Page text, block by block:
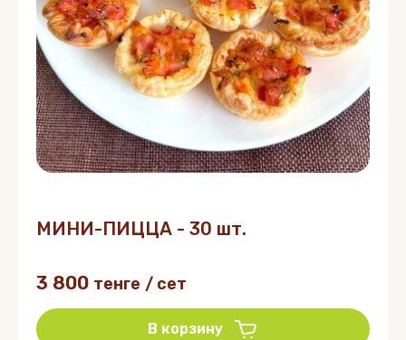
МИНИ-ПИЦЦА - 30 шт.
3 800 тенге / сет
В корзину